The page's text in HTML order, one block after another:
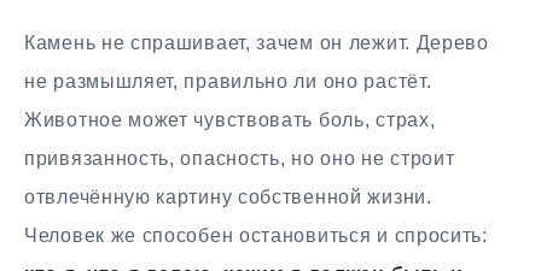
Камень не спрашивает, зачем он лежит. Дерево
не размышляет, правильно ли оно растёт.
Животное может чувствовать боль, страх,
привязанность, опасность, но оно не строит
отвлечённую картину собственной жизни.
Человек же способен остановиться и спросить: